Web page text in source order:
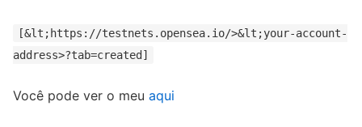
[&lt;https://testnets.opensea.io/>&lt;your-account-
address>?tab=created]
Você pode ver o meu aqui